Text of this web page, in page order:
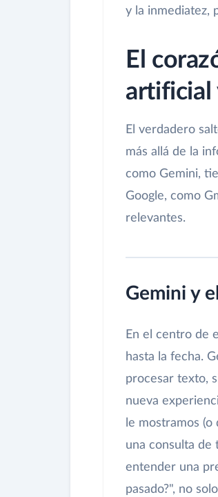
y la inmediatez,
El
artificial
El verdadero
más allá de la
como Gemini,
Google, como
relevantes.
Gemini y
En el centro de
hasta la fecha.
procesar texto,
nueva
le mostramos
una consulta de
entender una
pasado?", no